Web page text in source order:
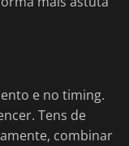
e no timing.
Tens de
combinar